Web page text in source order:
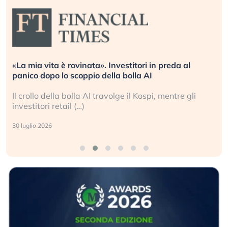
«La mia vita è rovinata». Investitori in preda al
panico dopo lo scoppio della bolla AI
Il crollo della bolla AI travolge il Kospi, mentre gli
investitori retail (…)
30 luglio 2026